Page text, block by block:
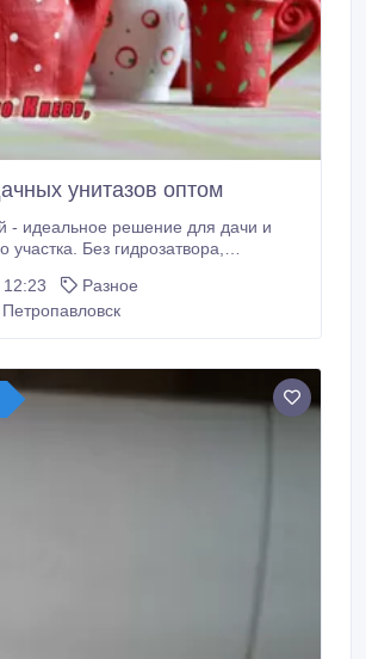
унитазов оптом
- идеальное решение для дачи и
участка. Без гидрозатвора,
бесперебойно работать.
Организуем доставку в страны
Разное